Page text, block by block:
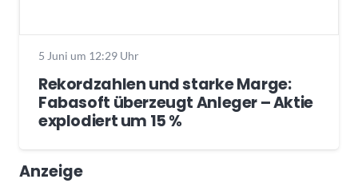
5 Juni um 12:29 Uhr
Rekordzahlen und starke Marge:
Fabasoft überzeugt Anleger – Aktie
explodiert um 15 %
Anzeige